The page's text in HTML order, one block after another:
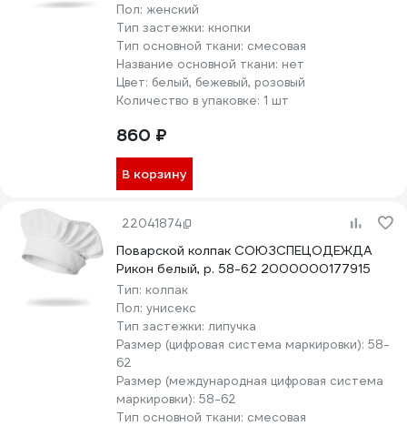
Пол: женский
Тип застежки: кнопки
Тип основной ткани: смесовая
Название основной ткани: нет
Цвет: белый, бежевый, розовый
Количество в упаковке: 1 шт
860 ₽
В корзину
22041874
Поварской колпак СОЮЗСПЕЦОДЕЖДА
Рикон белый, р. 58-62 2000000177915
Тип: колпак
Пол: унисекс
Тип застежки: липучка
Размер (цифровая система маркировки): 58-
62
Размер (международная цифровая система
маркировки): 58-62
Тип основной ткани: смесовая